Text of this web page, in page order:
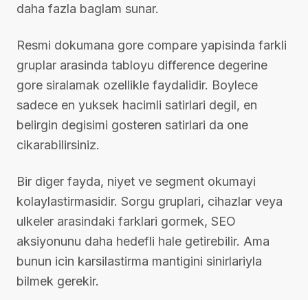
daha fazla baglam sunar.
Resmi dokumana gore compare yapisinda farkli
gruplar arasinda tabloyu difference degerine
gore siralamak ozellikle faydalidir. Boylece
sadece en yuksek hacimli satirlari degil, en
belirgin degisimi gosteren satirlari da one
cikarabilirsiniz.
Bir diger fayda, niyet ve segment okumayi
kolaylastirmasidir. Sorgu gruplari, cihazlar veya
ulkeler arasindaki farklari gormek, SEO
aksiyonunu daha hedefli hale getirebilir. Ama
bunun icin karsilastirma mantigini sinirlariyla
bilmek gerekir.